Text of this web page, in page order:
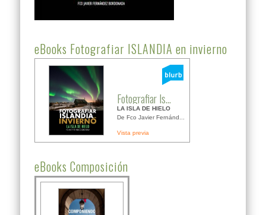
eBooks Fotografiar ISLANDIA en invierno
Fotografiar Is...
LA ISLA DE HIELO
De Fco Javier Fernánd...
Vista previa
eBooks Composición